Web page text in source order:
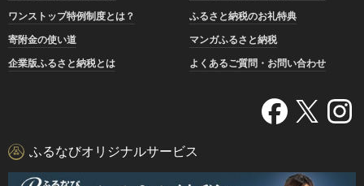
ワンストップ特例制度とは？
ふるさと納税のお礼特典
寄附金の使い道
マンガふるさと納税
企業版ふるさと納税とは
よくあるご質問・お問い合わせ
ふるなびオリジナルサービス